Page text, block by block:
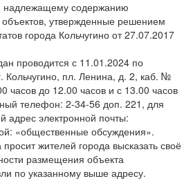
надлежащему содержанию
утвержденные решением
города Кольчугино от 27.07.2017
проводится с 11.01.2024 по
Кольчугино, пл. Ленина, д. 2, каб. №
часов до 12.00 часов и с 13.00 часов
телефон: 2-34-56 доп. 221, для
адрес электронной почты:
«общественные обсуждения».
жителей города высказать своё
размещения объекта
по указанному выше адресу.